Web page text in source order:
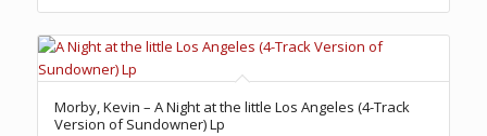
Morby, Kevin – A Night at the little Los Angeles (4-Track
Version of Sundowner) Lp